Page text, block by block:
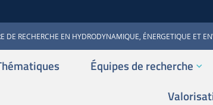
DE RECHERCHE EN HYDRODYNAMIQUE, ÉNERGETIQUE ET
Équipes de recherche